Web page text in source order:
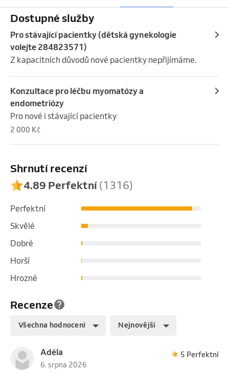
Dostupné služby
Pro stávající pacientky (dětská gynekologie
volejte 284823571)
Z kapacitních důvodů nové pacientky nepřijímáme.
Konzultace pro léčbu myomatózy a
endometriózy
Pro nové i stávající pacientky
2 000 Kč
Recenze
Všechna hodnocení Nejnovější
Adéla
6. srpna 2026
5 Perfektní
Shrnutí recenzí
4.89 Perfektní(1316)
Perfektní
Skvělé
Dobré
Horší
Hrozné